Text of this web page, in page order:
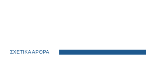
ΣΧΕΤΙΚΑ ΑΡΘΡΑ